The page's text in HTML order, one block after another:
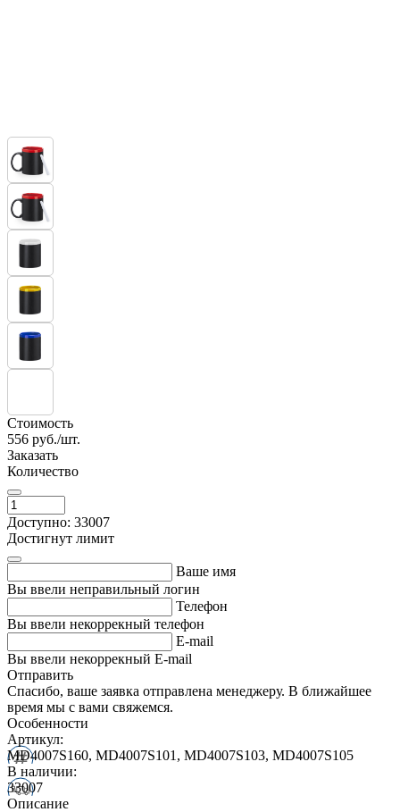
Стоимость
556 руб./шт.
Заказать
Количество
Доступно: 33007
Достигнут лимит
Ваше имя
Вы ввели неправильный логин
Телефон
Вы ввели некоррекный телефон
E-mail
Вы ввели некоррекный E-mail
Отправить
Спасибо, ваше заявка отправлена менеджеру. В ближайшее
время мы с вами свяжемся.
Особенности
Артикул:
MD4007S160, MD4007S101, MD4007S103, MD4007S105
В наличии:
33007
Описание